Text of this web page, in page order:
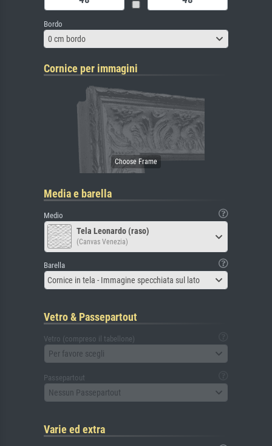
Bordo
0 cm bordo
Cornice per immagini
Media e barella
Medio
Tela Leonardo (raso)
(Canvas Venezia)
Barella
Cornice in tela - Immagine specchiata sul lato
Vetro & Passepartout
Vetro (compreso il tabellone)
Per favore scegli
Passepartout
Nessun Passepartout
Varie ed extra